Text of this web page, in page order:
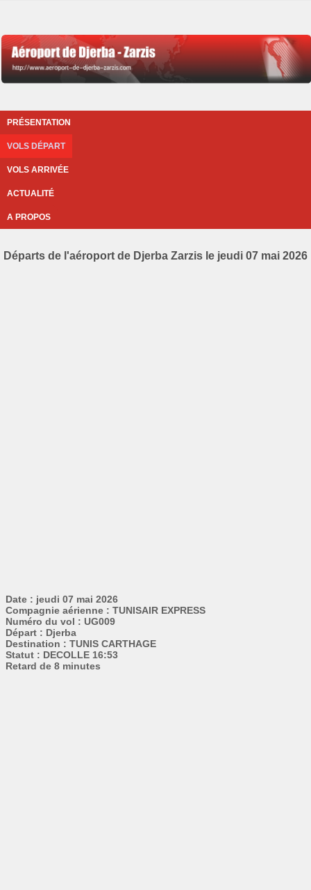
PRÉSENTATION
VOLS DÉPART
VOLS ARRIVÉE
ACTUALITÉ
A PROPOS
Départs de l'aéroport de Djerba Zarzis le jeudi 07 mai 2026
Date : jeudi 07 mai 2026
Compagnie aérienne : TUNISAIR EXPRESS
Numéro du vol : UG009
Départ : Djerba
Destination : TUNIS CARTHAGE
Statut : DECOLLE 16:53
Retard de 8 minutes